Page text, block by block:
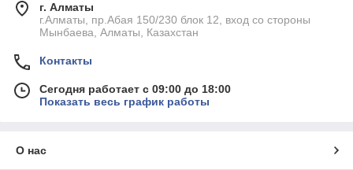
г. Алматы
г.Алматы, пр.Абая 150/230 блок 12, вход со стороны
Мынбаева, Алматы, Казахстан
Контакты
Сегодня работает с 09:00 до 18:00
Показать весь график работы
О нас